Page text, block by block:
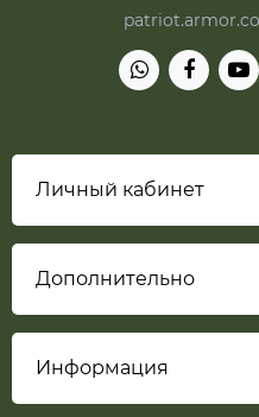
Личный кабинет
Дополнительно
Информация